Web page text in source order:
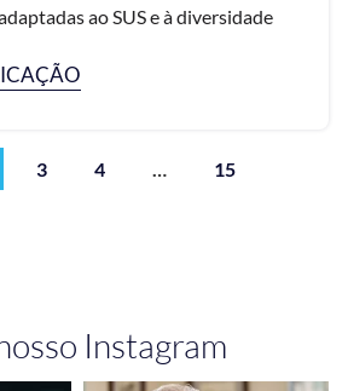
ao SUS e à diversidade
3 4 15
Instagram